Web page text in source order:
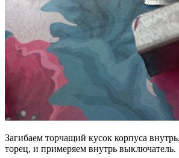
Загибаем торчащий кусок корпуса
торец, и примеряем внутрь выключатель.